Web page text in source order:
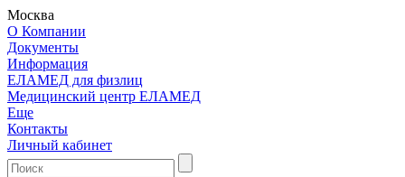
Москва
О Компании
Документы
Информация
ЕЛАМЕД для физлиц
Медицинский центр ЕЛАМЕД
Еще
Контакты
Личный кабинет